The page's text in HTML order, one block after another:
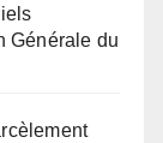
Générale du